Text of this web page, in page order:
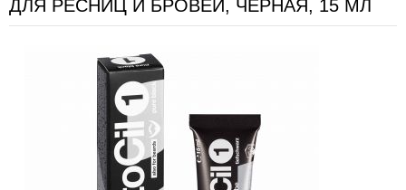
ДЛЯ РЕСНИЦ И БРОВЕЙ, ЧЕРНАЯ, 15 МЛ